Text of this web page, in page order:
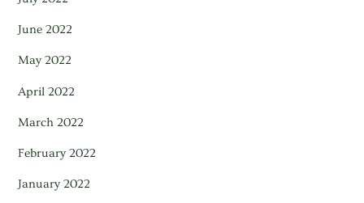
June 2022
May 2022
April 2022
March 2022
February 2022
January 2022